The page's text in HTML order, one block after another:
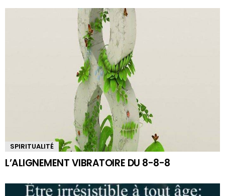
SPIRITUALITÉ
L’ALIGNEMENT VIBRATOIRE DU 8-8-8